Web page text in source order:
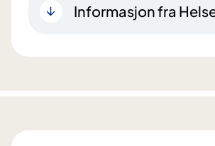
Informasjon fra